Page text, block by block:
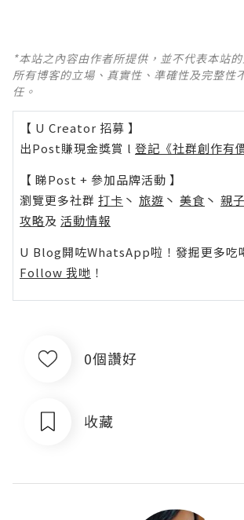
*本站之內容由作者所提供，並不代表本站
所有博客的立場、真實性、準確性及完整性
任。
【 U Creator 招募 】
出Post賺現金獎賞 l 登記《社群創作有
【 睇Post + 參加品牌活動 】
瀏覽更多社群 打卡 丶 旅遊 丶 美食 丶 親子
攻略及 活動情報
U Blog開咗WhatsApp啦！發掘更多吃
Follow 我哋 ！
0個讚好
收藏